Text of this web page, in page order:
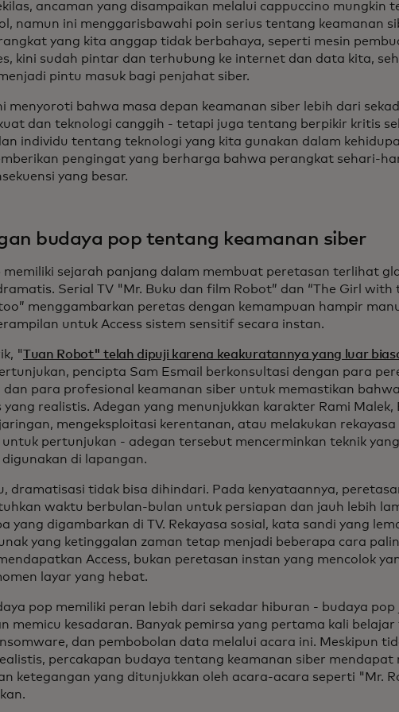
ancaman yang disampaikan melalui cappuccino mungkin
namun ini menggarisbawahi poin serius tentang keamanan
yang kita anggap tidak berbahaya, seperti mesin
kini sudah pintar dan terhubung ke internet dan data kita,
pintu masuk bagi penjahat siber.
menyoroti bahwa masa depan keamanan siber lebih dari
dan teknologi canggih - tetapi juga tentang berpikir kritis
individu tentang teknologi yang kita gunakan dalam
pengingat yang berharga bahwa perangkat sehari-
yang besar.
budaya pop tentang keamanan siber
memiliki sejarah panjang dalam membuat peretasan terlihat
Serial TV "Mr. Buku dan film Robot” dan “The Girl with
menggambarkan peretas dengan kemampuan hampir
untuk Access sistem sensitif secara instan.
"Tuan Robot" telah dipuji karena keakuratannya yang luar
pencipta Sam Esmail berkonsultasi dengan para
dan para profesional keamanan siber untuk memastikan
yang realistis. Adegan yang menunjukkan karakter Rami Malek,
mengeksploitasi kerentanan, atau melakukan rekayasa
pertunjukan - adegan tersebut mencerminkan teknik yang
di lapangan.
dramatisasi tidak bisa dihindari. Pada kenyataannya,
waktu berbulan-bulan untuk persiapan dan jauh lebih
yang digambarkan di TV. Rekayasa sosial, kata sandi yang
yang ketinggalan zaman tetap menjadi beberapa cara
Access, bukan peretasan instan yang mencolok
layar yang hebat.
pop memiliki peran lebih dari sekadar hiburan - budaya pop
memicu kesadaran. Banyak pemirsa yang pertama kali
dan pembobolan data melalui acara ini. Meskipun
percakapan budaya tentang keamanan siber
ketegangan yang ditunjukkan oleh acara-acara seperti "Mr.